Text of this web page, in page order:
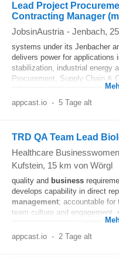
Lead Project
Contracting Manager
JobsinAustria - Jenbach,
systems under its Jenbacher
delivers power for applications
stabilization, industrial energy
Procurement, Supply Chain &
appcast.io - 5 Tage alt
TRD QA Team Lead
Healthcare
Kufstein, 15 km von Wörgl
quality and business
develops capability in direct
management; accountable for
team culture and engagement
appcast.io - 2 Tage alt